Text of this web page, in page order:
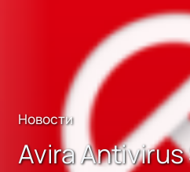
Новости
Avira